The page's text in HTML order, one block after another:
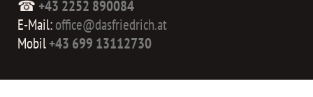
☎ +43 2252 890084
E-Mail:office@dasfriedrich.at
Mobil+43 699 13112730